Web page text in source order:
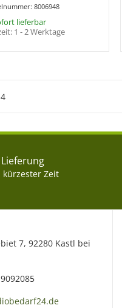
8006948
lieferbar
1 - 2 Werktage
4
Zeit
7, 92280 Kastl bei